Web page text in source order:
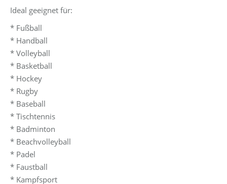
Ideal geeignet für:
* Fußball
* Handball
* Volleyball
* Basketball
* Hockey
* Rugby
* Baseball
* Tischtennis
* Badminton
* Beachvolleyball
* Padel
* Faustball
* Kampfsport